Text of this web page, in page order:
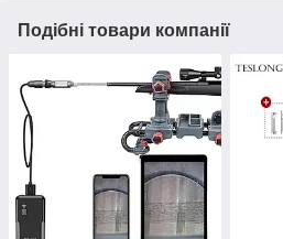
Подібні товари компанії